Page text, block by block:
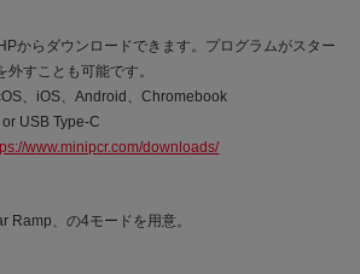
からダウンロードできます。プログラムがスター
外すことも可能です。
、iOS、Android、Chromebook
USB Type-C
www.minipcr.com/downloads/
Ramp、の4モードを用意。